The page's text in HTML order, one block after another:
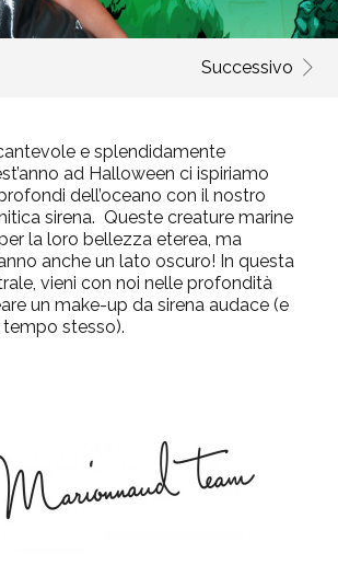
Successivo
e splendidamente
ad Halloween ci ispiriamo
dell’oceano con il nostro
sirena. Queste creature marine
la loro bellezza eterea, ma
anche un lato oscuro! In questa
vieni con noi nelle profondità
un make-up da sirena audace (e
stesso).